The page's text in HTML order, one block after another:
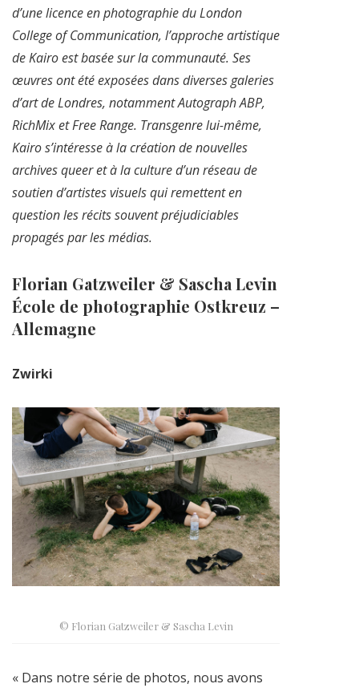
d’une licence en photographie du London
College of Communication, l’approche artistique
de Kairo est basée sur la communauté. Ses
œuvres ont été exposées dans diverses galeries
d’art de Londres, notamment Autograph ABP,
RichMix et Free Range. Transgenre lui-même,
Kairo s’intéresse à la création de nouvelles
archives queer et à la culture d’un réseau de
soutien d’artistes visuels qui remettent en
question les récits souvent préjudiciables
propagés par les médias.
Florian Gatzweiler & Sascha Levin
École de photographie Ostkreuz –
Allemagne
Zwirki
© Florian Gatzweiler & Sascha Levin
« Dans notre série de photos, nous avons